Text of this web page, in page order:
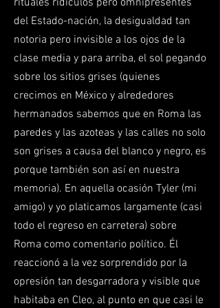
rituales ridículos pero omnipresentes
del Estado-nación, la desigualdad tan
notoria pero invisible a los ojos de la
clase media y para arriba, el sol pegando
sobre los sitios grises (quienes
crecimos en México y alrededores
hermanados sabemos que en Roma las
paredes y las azoteas y las calles no solo
son grises a causa del blanco y negro, es
porque también son así en nuestra
memoria). En aquella ocasión Tyler (mi
amigo) y yo platicamos largamente (casi
todo el regreso en carretera) sobre
Roma como comentario político. Él
reaccionó a la vez sorprendido por la
opresión tan desgarradora y visible que
habitaba en Cleo, al punto en que casi le